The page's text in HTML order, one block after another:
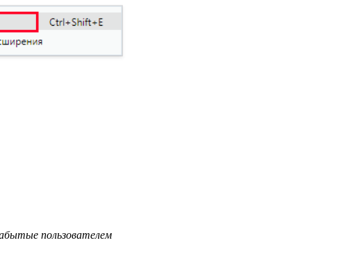
пользователем